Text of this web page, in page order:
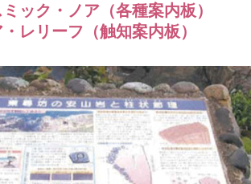
ック・ノア（各種案内板）
・レリーフ（触知案内板）